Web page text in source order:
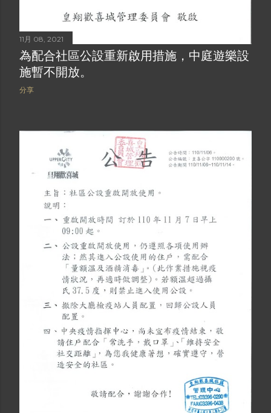
11月 08, 2021
為配合社區公設重新啟用措施，中庭遊樂設
施暫不開放。
分享